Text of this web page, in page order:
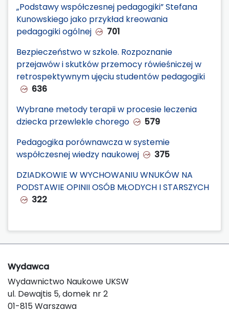
„Podstawy współczesnej pedagogiki” Stefana
Kunowskiego jako przykład kreowania
pedagogiki ogólnej
701
Bezpieczeństwo w szkole. Rozpoznanie
przejawów i skutków przemocy rówieśniczej w
retrospektywnym ujęciu studentów pedagogiki
636
Wybrane metody terapii w procesie leczenia
dziecka przewlekle chorego
579
Pedagogika porównawcza w systemie
współczesnej wiedzy naukowej
375
DZIADKOWIE W WYCHOWANIU WNUKÓW NA
PODSTAWIE OPINII OSÓB MŁODYCH I STARSZYCH
322
Wydawca
Wydawnictwo Naukowe UKSW
ul. Dewajtis 5, domek nr 2
01-815 Warszawa